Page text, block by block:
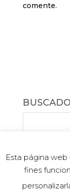
comente.
Esta página
fines